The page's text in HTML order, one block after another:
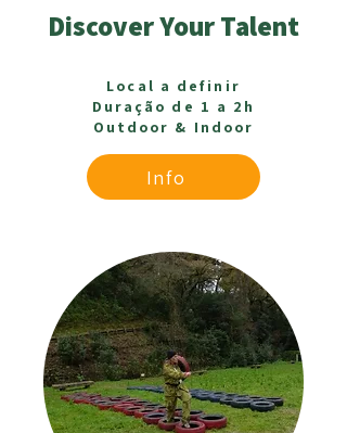
Discover Your Talent
Local a definir
Duração de 1 a 2h
Outdoor & Indoor
Info